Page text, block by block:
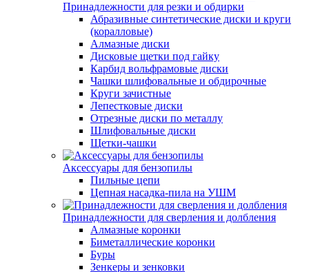
Принадлежности для резки и обдирки
Абразивные синтетические диски и круги
(коралловые)
Алмазные диски
Дисковые щетки под гайку
Карбид вольфрамовые диски
Чашки шлифовальные и обдирочные
Круги зачистные
Лепестковые диски
Отрезные диски по металлу
Шлифовальные диски
Щетки-чашки
Аксессуары для бензопилы
Пильные цепи
Цепная насадка-пила на УШМ
Принадлежности для сверления и долбления
Алмазные коронки
Биметаллические коронки
Буры
Зенкеры и зенковки